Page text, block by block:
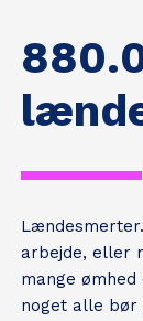
arbejde, eller
mange
noget alle bør